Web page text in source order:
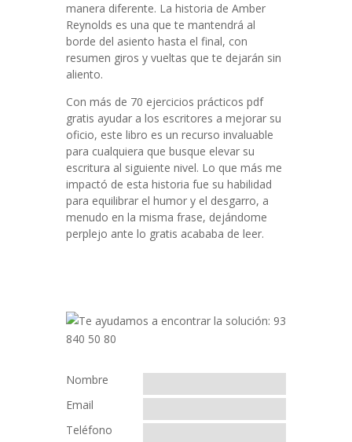
manera diferente. La historia de Amber
Reynolds es una que te mantendrá al
borde del asiento hasta el final, con
resumen giros y vueltas que te dejarán sin
aliento.
Con más de 70 ejercicios prácticos pdf
gratis ayudar a los escritores a mejorar su
oficio, este libro es un recurso invaluable
para cualquiera que busque elevar su
escritura al siguiente nivel. Lo que más me
impactó de esta historia fue su habilidad
para equilibrar el humor y el desgarro, a
menudo en la misma frase, dejándome
perplejo ante lo gratis acababa de leer.
Nombre
Email
Teléfono